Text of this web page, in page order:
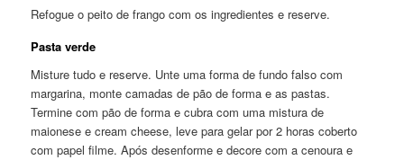
Refogue o peito de frango com os ingredientes e reserve.
Pasta verde
Misture tudo e reserve. Unte uma forma de fundo falso com
margarina, monte camadas de pão de forma e as pastas.
Termine com pão de forma e cubra com uma mistura de
maionese e cream cheese, leve para gelar por 2 horas coberto
com papel filme. Após desenforme e decore com a cenoura e